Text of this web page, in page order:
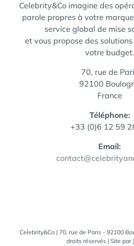
Celebrity&Co imagine des
parole propres à votre
service global de mise
et vous propose des
votre budget.
70, rue de
92100
France
Téléphone:
+33 (0)6 12 59
Email:
Celebrity&Co | 70, rue de Paris - 92100
droits réservés | Site par